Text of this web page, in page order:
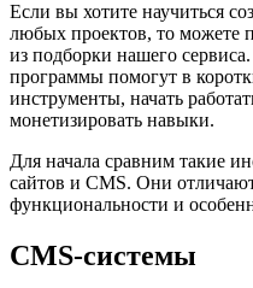
Если вы хотите научиться
любых проектов, то можете
из подборки нашего
программы помогут в
инструменты, начать
монетизировать навыки.
Для начала сравним такие
сайтов и CMS. Они
функциональности и
CMS-системы